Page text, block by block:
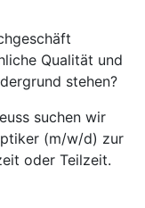
Qualität und
stehen?
suchen wir
(m/w/d) zur
oder Teilzeit.